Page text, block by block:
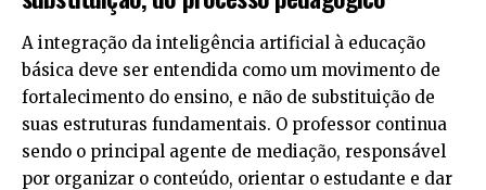
A integração da inteligência artificial à educação
básica deve ser entendida como um movimento de
fortalecimento do ensino, e não de substituição de
suas estruturas fundamentais. O professor continua
sendo o principal agente de mediação, responsável
por organizar o conteúdo, orientar o estudante e dar